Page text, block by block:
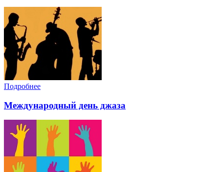
Подробнее
Международный день джаза